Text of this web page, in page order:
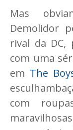
Mas
Demolidor
rival da
com uma
em The
com